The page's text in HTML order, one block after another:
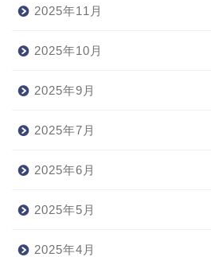
2025年11月
2025年10月
2025年9月
2025年7月
2025年6月
2025年5月
2025年4月